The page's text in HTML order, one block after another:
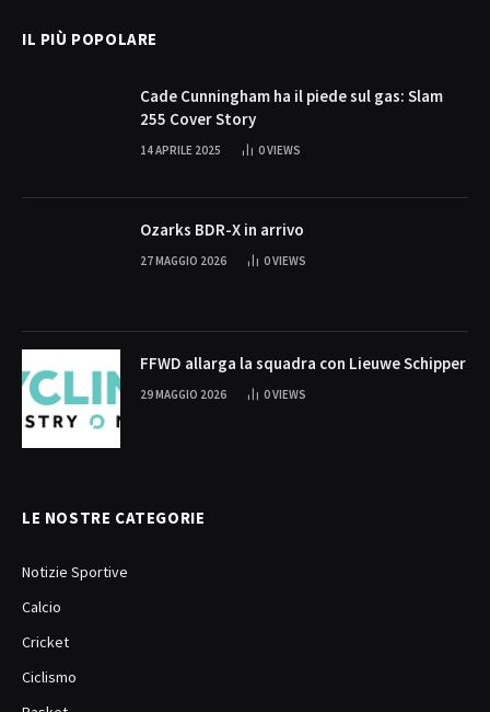
IL PIÙ POPOLARE
Cade Cunningham ha il piede sul gas: Slam
255 Cover Story
14 APRILE 2025 0VIEWS
Ozarks BDR-X in arrivo
27 MAGGIO 2026 0VIEWS
FFWD allarga la squadra con Lieuwe Schipper
29 MAGGIO 2026 0VIEWS
LE NOSTRE CATEGORIE
Notizie Sportive
Calcio
Cricket
Ciclismo